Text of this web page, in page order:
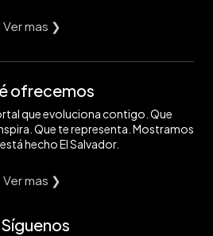
Ver mas ❯
ofrecemos
que evoluciona contigo. Que
Que te representa. Mostramos
hecho El Salvador.
Ver mas ❯
Síguenos